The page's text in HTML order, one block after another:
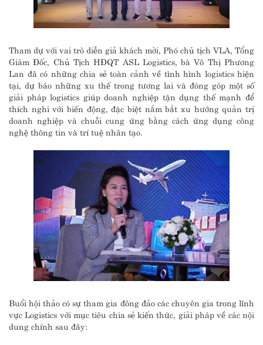
Tham dự với vai trò diễn giả khách mời, Phó chủ tịch VLA, Tổng
Giám Đốc, Chủ Tịch HĐQT ASL Logistics, bà Võ Thị Phương
Lan đã có những chia sẻ toàn cảnh về tình hình logistics hiện
tại, dự báo những xu thế trong tương lai và đóng góp một số
giải pháp logistics giúp doanh nghiệp tận dụng thế mạnh để
thích nghi với biến động, đặc biệt nắm bắt xu hướng quản trị
doanh nghiệp và chuỗi cung ứng bằng cách ứng dụng công
nghệ thông tin và trí tuệ nhân tạo.
Buổi hội thảo có sự tham gia đông đảo các chuyên gia trong lĩnh
vực Logistics với mục tiêu chia sẻ kiến thức, giải pháp về các nội
dung chính sau đây: